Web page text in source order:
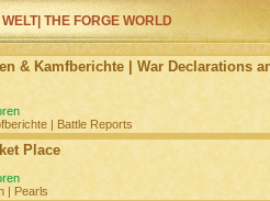
THE FORGE WORLD
& Kamfberichte | War Declarations
| Battle Reports
Place
| Pearls